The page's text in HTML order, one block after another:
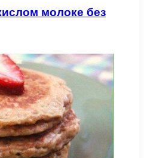
молоке без